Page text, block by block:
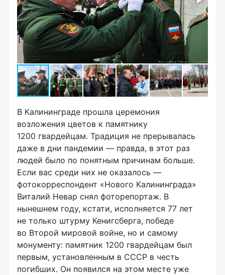
В Калининграде прошла церемония
возложения цветов к памятнику
1200 гвардейцам. Традиция не прерывалась
даже в дни пандемии — правда, в этот раз
людей было по понятным причинам больше.
Если вас среди них не оказалось —
фотокорреспондент «Нового Калининграда»
Виталий Невар снял фоторепортаж. В
нынешнем году, кстати, исполняется 77 лет
не только штурму Кенигсберга, победе
во Второй мировой войне, но и самому
монументу: памятник 1200 гвардейцам был
первым, установленным в СССР в честь
погибших. Он появился на этом месте уже